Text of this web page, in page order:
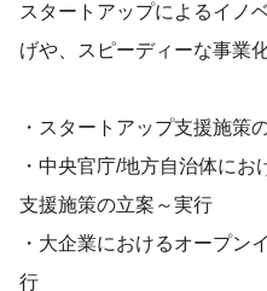
スタートアップによるイノ
げや、スピーディーな事業
・スタートアップ支援施策
・中央官庁/地方自治体に
支援施策の立案～実行
・大企業におけるオープン
行